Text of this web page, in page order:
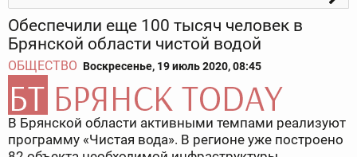
Обеспечили еще 100 тысяч человек в
Брянской области чистой водой
ОБЩЕСТВО Воскресенье, 19 июль 2020, 08:45
В Брянской области активными темпами реализуют
программу «Чистая вода». В регионе уже построено